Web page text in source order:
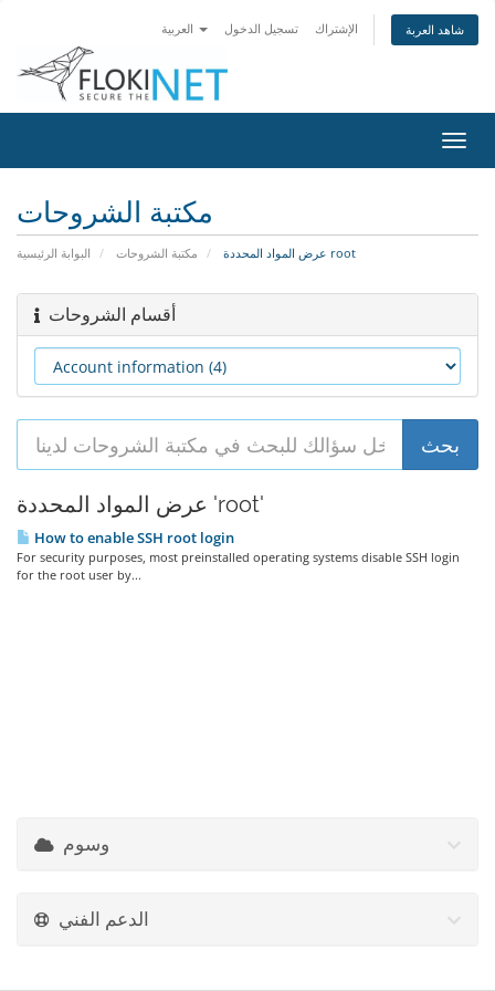
تسجيل الدخول الإشتراك شاهد العربة
تبديل
التنقل
مكتبة الشروحات
البوابة الرئيسية مكتبة الشروحات عرض المواد المحددة root
أقسام الشروحات
عرض المواد المحددة 'root'
How to enable SSH root login
For security purposes, most preinstalled operating systems disable SSH login
for the root user by...
وسوم
الدعم الفني